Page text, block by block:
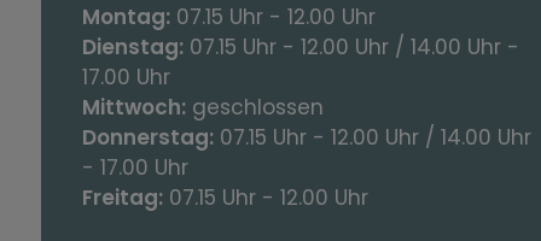
Montag: 07.15 Uhr - 12.00 Uhr
Dienstag: 07.15 Uhr - 12.00 Uhr / 14.00 Uhr -
17.00 Uhr
Mittwoch: geschlossen
Donnerstag: 07.15 Uhr - 12.00 Uhr / 14.00 Uhr
- 17.00 Uhr
Freitag: 07.15 Uhr - 12.00 Uhr